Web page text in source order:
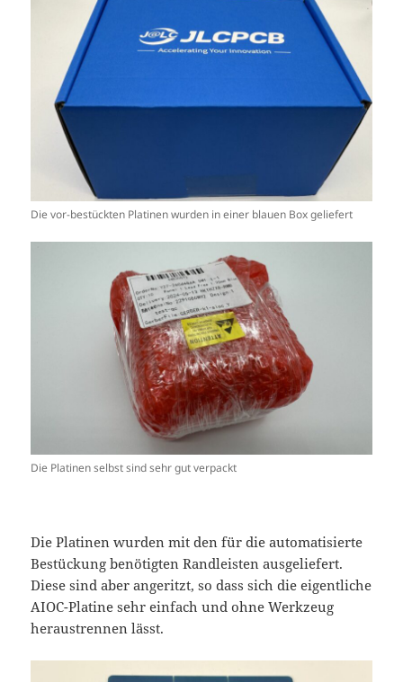
Die vor-bestückten Platinen wurden in einer blauen Box geliefert
Die Platinen selbst sind sehr gut verpackt
Die Platinen wurden mit den für die automatisierte
Bestückung benötigten Randleisten ausgeliefert.
Diese sind aber angeritzt, so dass sich die eigentliche
AIOC-Platine sehr einfach und ohne Werkzeug
heraustrennen lässt.